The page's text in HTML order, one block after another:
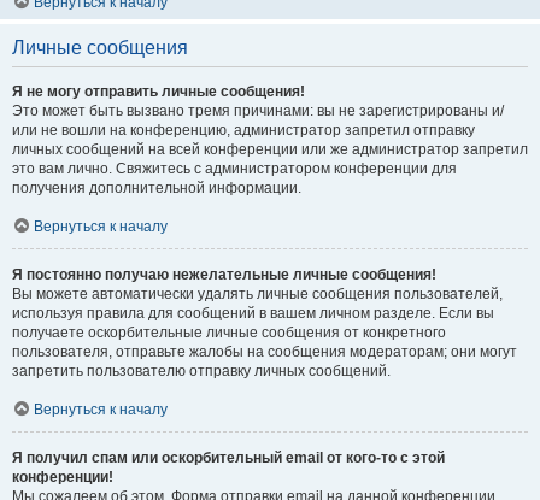
Личные сообщения
Я не могу отправить личные сообщения!
Это может быть вызвано тремя причинами: вы не зарегистрированы и/
или не вошли на конференцию, администратор запретил отправку
личных сообщений на всей конференции или же администратор запретил
это вам лично. Свяжитесь с администратором конференции для
получения дополнительной информации.
Вернуться к началу
Я постоянно получаю нежелательные личные сообщения!
Вы можете автоматически удалять личные сообщения пользователей,
используя правила для сообщений в вашем личном разделе. Если вы
получаете оскорбительные личные сообщения от конкретного
пользователя, отправьте жалобы на сообщения модераторам; они могут
запретить пользователю отправку личных сообщений.
Вернуться к началу
Я получил спам или оскорбительный email от кого-то с этой
конференции!
Мы сожалеем об этом. Форма отправки email на данной конференции